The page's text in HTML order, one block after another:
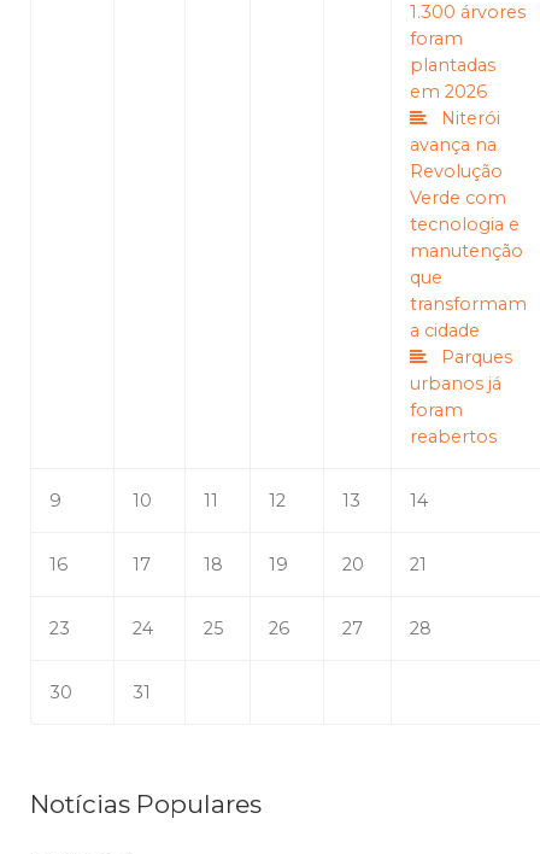
1.300 árvores
foram
plantadas
em 2026
Niterói
avança na
Revolução
Verde com
tecnologia e
manutenção
que
transformam
a cidade
Parques
urbanos já
foram
reabertos
9 10 11 12 13 14
16 17 18 19 20 21
23 24 25 26 27 28
30 31
Notícias Populares